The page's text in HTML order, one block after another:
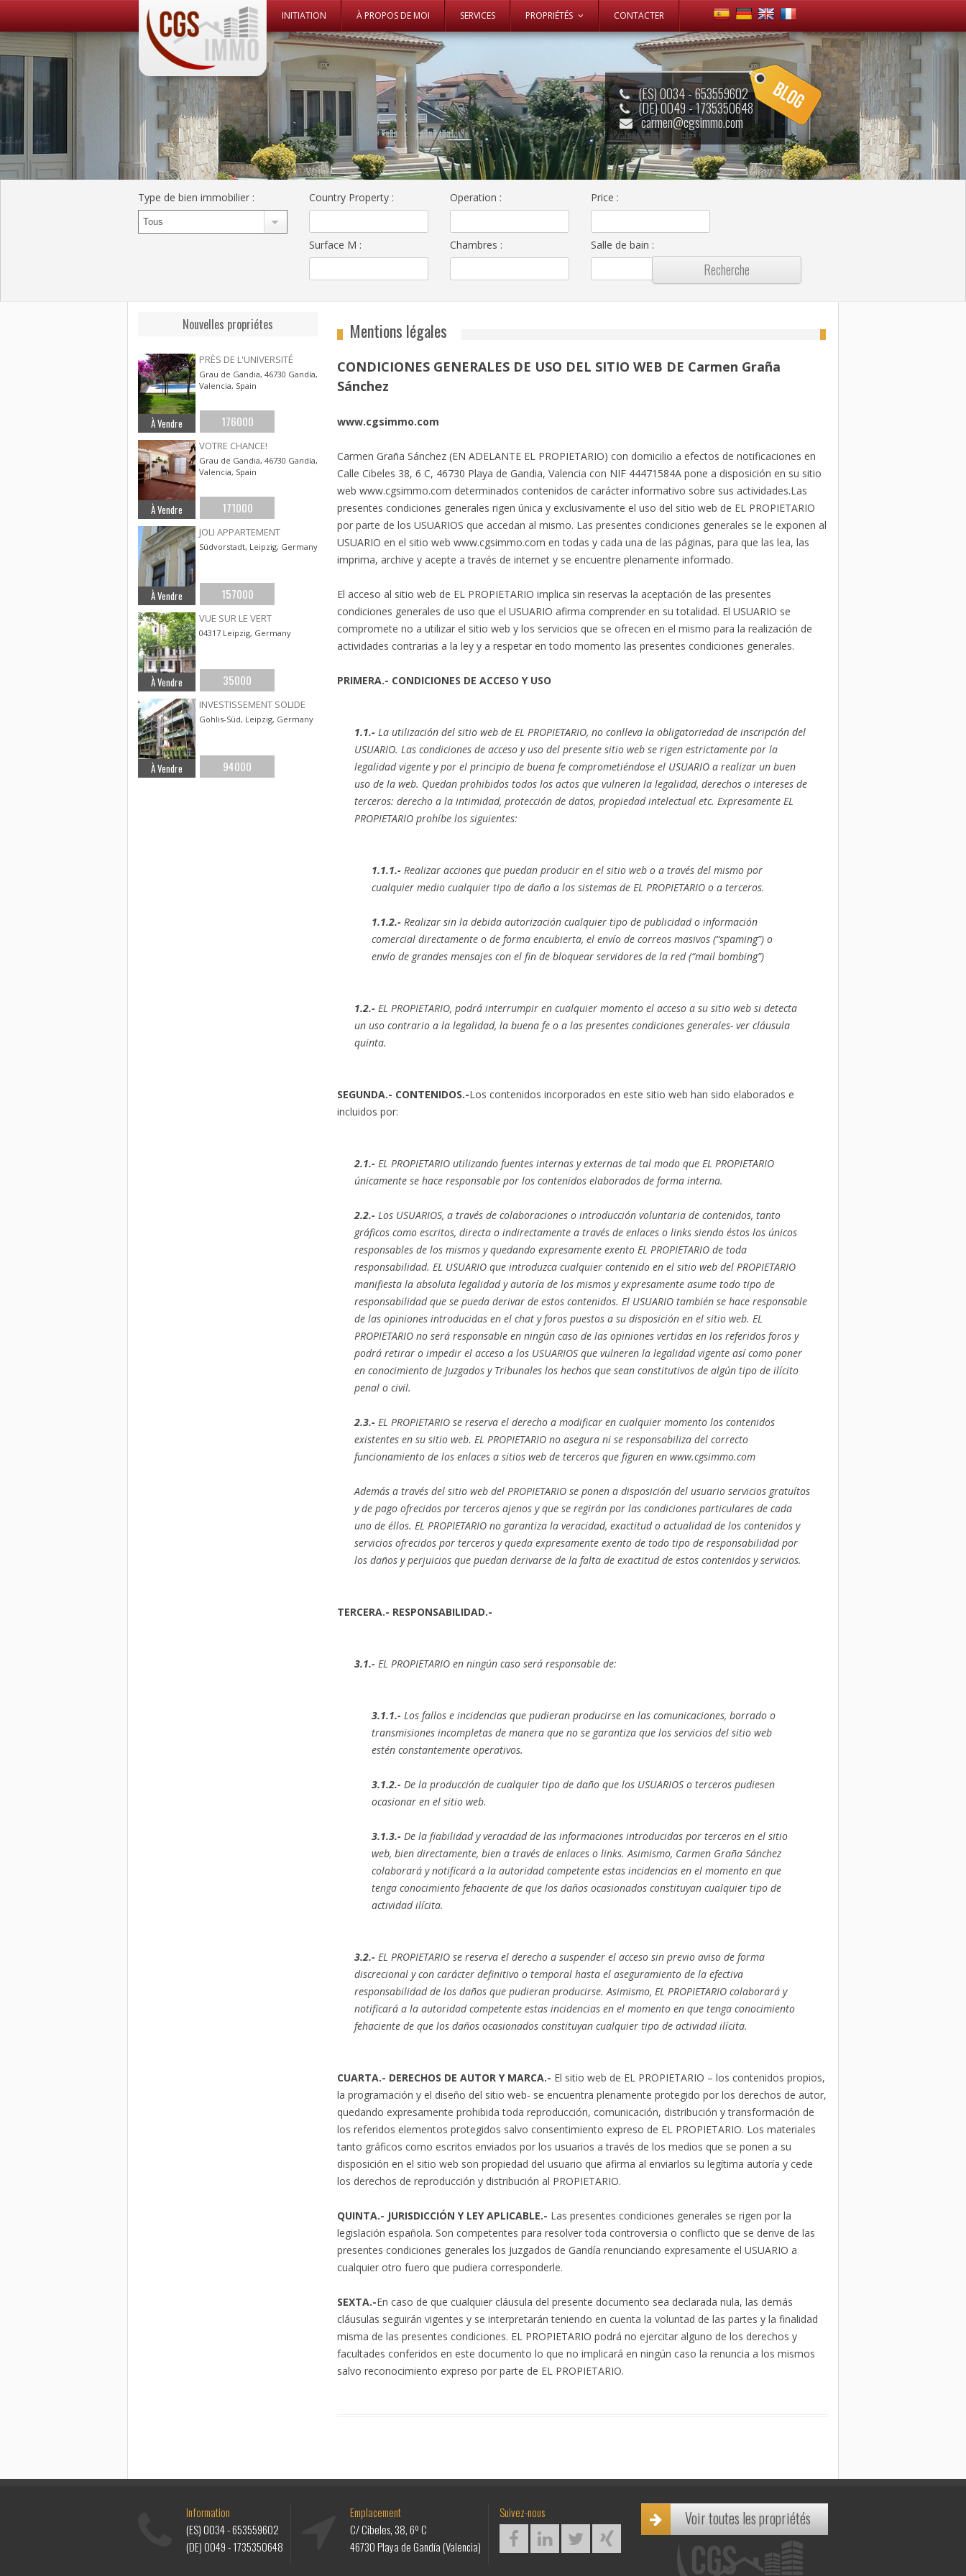
Skip to content
INITIATION À PROPOS DE MOI SERVICES PROPRIÉTÉS CONTACTER
(ES) 0034 - 653559602
(DE) 0049 - 1735350648
carmen@cgsimmo.com
CGS Immo
CGS Immo Web
Type de bien immobilier : Country Property : Operation : Price :
Surface M : Chambres : Salle de bain :
Mentions légales
CONDICIONES GENERALES DE USO DEL SITIO WEB DE Carmen Graña
Sánchez
www.cgsimmo.com
Carmen Graña Sánchez (EN ADELANTE EL PROPIETARIO) con domicilio a efectos de notificaciones en
Calle Cibeles 38, 6 C, 46730 Playa de Gandia, Valencia con NIF 44471584A pone a disposición en su sitio
web www.cgsimmo.com determinados contenidos de carácter informativo sobre sus actividades.Las
presentes condiciones generales rigen única y exclusivamente el uso del sitio web de EL PROPIETARIO
por parte de los USUARIOS que accedan al mismo. Las presentes condiciones generales se le exponen al
USUARIO en el sitio web www.cgsimmo.com en todas y cada una de las páginas, para que las lea, las
imprima, archive y acepte a través de internet y se encuentre plenamente informado.
El acceso al sitio web de EL PROPIETARIO implica sin reservas la aceptación de las presentes
condiciones generales de uso que el USUARIO afirma comprender en su totalidad. El USUARIO se
compromete no a utilizar el sitio web y los servicios que se ofrecen en el mismo para la realización de
actividades contrarias a la ley y a respetar en todo momento las presentes condiciones generales.
PRIMERA.- CONDICIONES DE ACCESO Y USO
1.1.- La utilización del sitio web de EL PROPIETARIO, no conlleva la obligatoriedad de inscripción del
USUARIO. Las condiciones de acceso y uso del presente sitio web se rigen estrictamente por la
legalidad vigente y por el principio de buena fe comprometiéndose el USUARIO a realizar un buen
uso de la web. Quedan prohibidos todos los actos que vulneren la legalidad, derechos o intereses de
terceros: derecho a la intimidad, protección de datos, propiedad intelectual etc. Expresamente EL
PROPIETARIO prohíbe los siguientes:
1.1.1.- Realizar acciones que puedan producir en el sitio web o a través del mismo por
cualquier medio cualquier tipo de daño a los sistemas de EL PROPIETARIO o a terceros.
1.1.2.- Realizar sin la debida autorización cualquier tipo de publicidad o información
comercial directamente o de forma encubierta, el envío de correos masivos (“spaming”) o
envío de grandes mensajes con el fin de bloquear servidores de la red (“mail bombing”)
1.2.- EL PROPIETARIO, podrá interrumpir en cualquier momento el acceso a su sitio web si detecta
un uso contrario a la legalidad, la buena fe o a las presentes condiciones generales- ver cláusula
quinta.
SEGUNDA.- CONTENIDOS.-Los contenidos incorporados en este sitio web han sido elaborados e
incluidos por:
2.1.- EL PROPIETARIO utilizando fuentes internas y externas de tal modo que EL PROPIETARIO
únicamente se hace responsable por los contenidos elaborados de forma interna.
2.2.- Los USUARIOS, a través de colaboraciones o introducción voluntaria de contenidos, tanto
gráficos como escritos, directa o indirectamente a través de enlaces o links siendo éstos los únicos
responsables de los mismos y quedando expresamente exento EL PROPIETARIO de toda
responsabilidad. EL USUARIO que introduzca cualquier contenido en el sitio web del PROPIETARIO
manifiesta la absoluta legalidad y autoría de los mismos y expresamente asume todo tipo de
responsabilidad que se pueda derivar de estos contenidos. El USUARIO también se hace responsable
de las opiniones introducidas en el chat y foros puestos a su disposición en el sitio web. EL
PROPIETARIO no será responsable en ningún caso de las opiniones vertidas en los referidos foros y
podrá retirar o impedir el acceso a los USUARIOS que vulneren la legalidad vigente así como poner
en conocimiento de Juzgados y Tribunales los hechos que sean constitutivos de algún tipo de ilícito
penal o civil.
2.3.- EL PROPIETARIO se reserva el derecho a modificar en cualquier momento los contenidos
existentes en su sitio web. EL PROPIETARIO no asegura ni se responsabiliza del correcto
funcionamiento de los enlaces a sitios web de terceros que figuren en www.cgsimmo.com
Además a través del sitio web del PROPIETARIO se ponen a disposición del usuario servicios gratuítos
y de pago ofrecidos por terceros ajenos y que se regirán por las condiciones particulares de cada
uno de éllos. EL PROPIETARIO no garantiza la veracidad, exactitud o actualidad de los contenidos y
servicios ofrecidos por terceros y queda expresamente exento de todo tipo de responsabilidad por
los daños y perjuicios que puedan derivarse de la falta de exactitud de estos contenidos y servicios.
TERCERA.- RESPONSABILIDAD.-
3.1.- EL PROPIETARIO en ningún caso será responsable de:
3.1.1.- Los fallos e incidencias que pudieran producirse en las comunicaciones, borrado o
transmisiones incompletas de manera que no se garantiza que los servicios del sitio web
estén constantemente operativos.
3.1.2.- De la producción de cualquier tipo de daño que los USUARIOS o terceros pudiesen
ocasionar en el sitio web.
3.1.3.- De la fiabilidad y veracidad de las informaciones introducidas por terceros en el sitio
web, bien directamente, bien a través de enlaces o links. Asimismo, Carmen Graña Sánchez
colaborará y notificará a la autoridad competente estas incidencias en el momento en que
tenga conocimiento fehaciente de que los daños ocasionados constituyan cualquier tipo de
actividad ilícita.
3.2.- EL PROPIETARIO se reserva el derecho a suspender el acceso sin previo aviso de forma
discrecional y con carácter definitivo o temporal hasta el aseguramiento de la efectiva
responsabilidad de los daños que pudieran producirse. Asimismo, EL PROPIETARIO colaborará y
notificará a la autoridad competente estas incidencias en el momento en que tenga conocimiento
fehaciente de que los daños ocasionados constituyan cualquier tipo de actividad ilícita.
CUARTA.- DERECHOS DE AUTOR Y MARCA.- El sitio web de EL PROPIETARIO – los contenidos propios,
la programación y el diseño del sitio web- se encuentra plenamente protegido por los derechos de autor,
quedando expresamente prohibida toda reproducción, comunicación, distribución y transformación de
los referidos elementos protegidos salvo consentimiento expreso de EL PROPIETARIO. Los materiales
tanto gráficos como escritos enviados por los usuarios a través de los medios que se ponen a su
disposición en el sitio web son propiedad del usuario que afirma al enviarlos su legítima autoría y cede
los derechos de reproducción y distribución al PROPIETARIO.
QUINTA.- JURISDICCIÓN Y LEY APLICABLE.- Las presentes condiciones generales se rigen por la
legislación española. Son competentes para resolver toda controversia o conflicto que se derive de las
presentes condiciones generales los Juzgados de Gandía renunciando expresamente el USUARIO a
cualquier otro fuero que pudiera corresponderle.
SEXTA.-En caso de que cualquier cláusula del presente documento sea declarada nula, las demás
cláusulas seguirán vigentes y se interpretarán teniendo en cuenta la voluntad de las partes y la finalidad
misma de las presentes condiciones. EL PROPIETARIO podrá no ejercitar alguno de los derechos y
facultades conferidos en este documento lo que no implicará en ningún caso la renuncia a los mismos
salvo reconocimiento expreso por parte de EL PROPIETARIO.
Nouvelles propriétes
PRÈS DE L'UNIVERSITÉ
Grau de Gandia, 46730 Gandía,
Valencia, Spain
À Vendre 176000
VOTRE CHANCE!
Grau de Gandia, 46730 Gandía,
Valencia, Spain
À Vendre 171000
JOLI APPARTEMENT
Südvorstadt, Leipzig, Germany
À Vendre 157000
VUE SUR LE VERT
04317 Leipzig, Germany
À Vendre 35000
INVESTISSEMENT SOLIDE
Gohlis-Süd, Leipzig, Germany
À Vendre 94000
Information
(ES)0034 - 653559602
(DE)0049 - 1735350648
Emplacement
C/ Cibeles, 38, 6º C
46730 Playa de Gandía (Valencia)
Suivez-nous Voir toutes les propriétés